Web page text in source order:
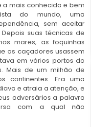
a mais conhecida e bem
do mundo, uma
sem aceitar
suas técnicas de
mares, as foquinhas
os caçadores usassem
em vários portos do
Mais de um milhão de
continentes. Era uma
e atraia a atenção, e
adversários a palavra
com a qual não